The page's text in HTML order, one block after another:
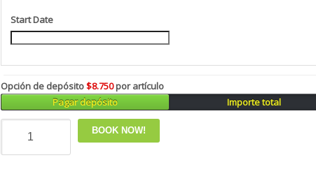
Start Date
Opción de depósito$8.750por artículo
Pagar depósito
Importe total
ASTRONOMICO
cantidad
BOOK NOW!